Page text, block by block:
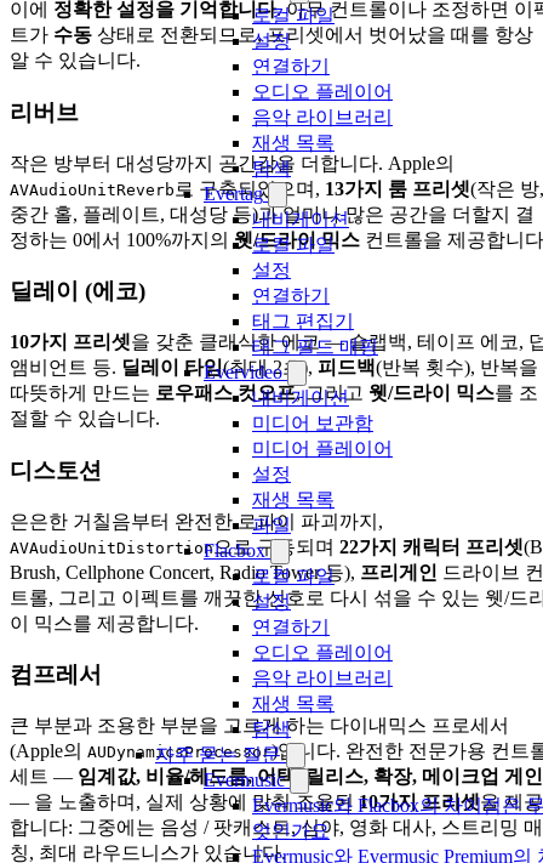
로컬 파일
설정
연결하기
오디오 플레이어
음악 라이브러리
재생 목록
탐색
Evertag
내비게이션
로컬 파일
설정
연결하기
태그 편집기
태그 필드 매핑
Evervideo
내비게이션
미디어 보관함
미디어 플레이어
설정
재생 목록
파일
Flacbox
로컬 파일
설정
연결하기
오디오 플레이어
음악 라이브러리
재생 목록
탐색
자주 묻는 질문
Evermusic
Evermusic와 Flacbox의 차이점은
엇인가요
Evermusic와 Evermusic Premium의
이에 정확한 설정을 기억합니다. 아무 컨트롤이나 조정하면 이
트가 수동 상태로 전환되므로, 프리셋에서 벗어났을 때를 항상
알 수 있습니다.
리버브
작은 방부터 대성당까지 공간감을 더합니다. Apple의
AVAudioUnitReverb 로 구축되었으며, 13가지 룸 프리셋(작은 방,
중간 홀, 플레이트, 대성당 등)과 얼마나 많은 공간을 더할지 결
정하는 0에서 100%까지의웻/드라이 믹스 컨트롤을 제공합니
딜레이 (에코)
10가지 프리셋을 갖춘 클래식한 에코 — 슬랩백, 테이프 에코,
앰비언트 등. 딜레이 타임(최대 2초), 피드백(반복 횟수), 반복을
따뜻하게 만드는 로우패스 컷오프, 그리고 웻/드라이 믹스를 조
절할 수 있습니다.
디스토션
은은한 거칠음부터 완전한 로파이 파괴까지,
AVAudioUnitDistortion으로 구동되며 22가지 캐릭터 프리셋
Brush, Cellphone Concert, Radio Tower 등), 프리게인 드라이브 컨
트롤, 그리고 이펙트를 깨끗한 신호로 다시 섞을 수 있는 웻/드
이 믹스를 제공합니다.
컴프레서
큰 부분과 조용한 부분을 고르게 하는 다이내믹스 프로세서
(Apple의 AUDynamicsProcessor)입니다. 완전한 전문가용 컨트
세트 — 임계값, 비율/헤드룸, 어택, 릴리스, 확장, 메이크업 게인
— 을 노출하며, 실제 상황에 맞춰 조율된10가지 프리셋을 제공
합니다: 그중에는 음성 / 팟캐스트, 심야, 영화 대사, 스트리밍 매
칭, 최대 라우드니스가 있습니다.